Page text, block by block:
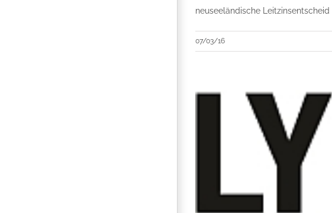
neuseeländische
07/03/16